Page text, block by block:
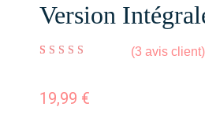
Version
(3 avis client)
19,99 €